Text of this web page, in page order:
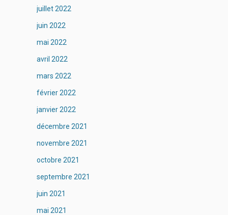
juillet 2022
juin 2022
mai 2022
avril 2022
mars 2022
février 2022
janvier 2022
décembre 2021
novembre 2021
octobre 2021
septembre 2021
juin 2021
mai 2021